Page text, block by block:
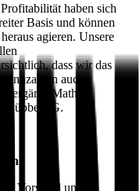
haben sich
Basis und können
agieren. Unsere
dass wir das
auch
ergänzt Mathis
Lübbe AG.
Vorstand und